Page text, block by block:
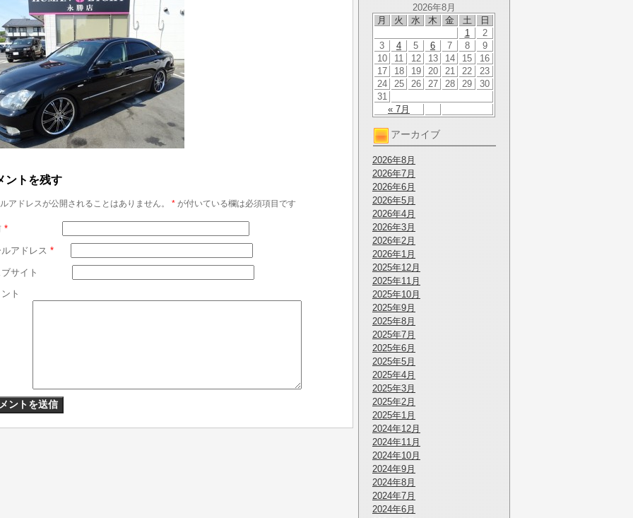
2026年8月
月
火 水 木 金 土 日
« 7月
1
2
3
4 5 6 7 8
9
10
11 12 13 14 15
16
17
18 19 20 21 22
23
24
25 26 27 28 29
30
31
アーカイブ
2026年8月
2026年7月
2026年6月
2026年5月
2026年4月
2026年3月
2026年2月
2026年1月
2025年12月
2025年11月
2025年10月
2025年9月
2025年8月
2025年7月
2025年6月
2025年5月
2025年4月
2025年3月
2025年2月
2025年1月
2024年12月
2024年11月
2024年10月
2024年9月
2024年8月
2024年7月
2024年6月
ントを残す
アドレスが公開されることはありません。 *が付いている欄は必須項目です
*
ルアドレス *
サイト
ト